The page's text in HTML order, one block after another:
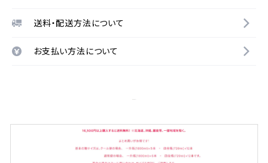
送料・配送方法について
お支払い方法について